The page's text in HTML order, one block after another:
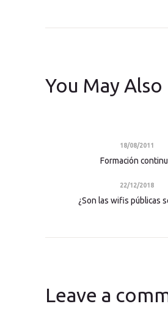
You May Also
18/08/2011
Formación
22/12/2018
¿Son las wifis públicas
Leave a